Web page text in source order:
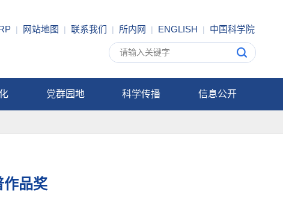
| 网站地图 | 联系我们 | 所内网 | ENGLISH | 中国科学院
党群园地 科学传播 信息公开
作品奖